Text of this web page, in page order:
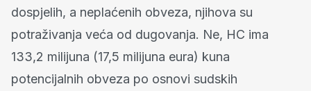
dospjelih, a neplaćenih obveza, njihova su
potraživanja veća od dugovanja. Ne, HC ima
133,2 milijuna (17,5 milijuna eura) kuna
potencijalnih obveza po osnovi sudskih